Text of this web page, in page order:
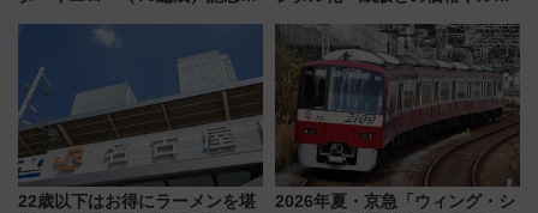
送の目覚まし時計など通販・販
売店舗まとめ
22歳以下はお得にラーメンを堪
2026年夏・京急「ウィング・シ